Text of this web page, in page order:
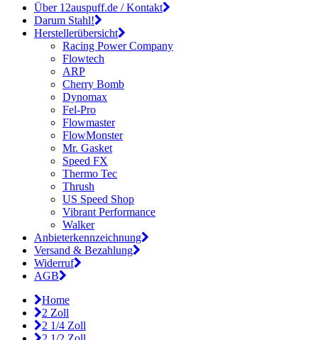
Über 12auspuff.de / Kontakt
Darum Stahl!
Herstellerübersicht
Racing Power Company
Flowtech
ARP
Cherry Bomb
Dynomax
Fel-Pro
Flowmaster
FlowMonster
Mr. Gasket
Speed FX
Thermo Tec
Thrush
US Speed Shop
Vibrant Performance
Walker
Anbieterkennzeichnung
Versand & Bezahlung
Widerruf
AGB
Home
2 Zoll
2 1/4 Zoll